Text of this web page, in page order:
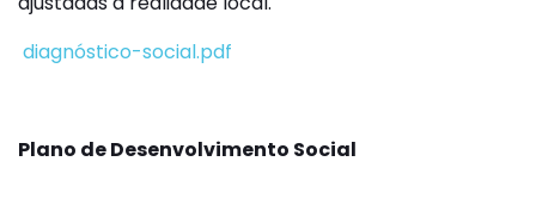
diagnóstico-social.pdf
Plano de Desenvolvimento Social